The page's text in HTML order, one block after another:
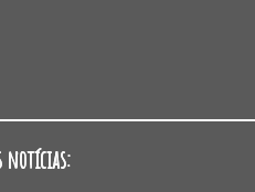
notícias: